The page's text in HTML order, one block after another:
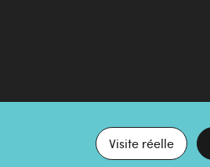
Visite réelle